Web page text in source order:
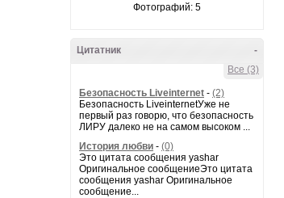
Фотографий: 5
-
Цитатник
Все (3)
Безопасность Liveinternet - (2)
Безопасность LiveinternetУже не
первый раз говорю, что безопасность
ЛИРУ далеко не на самом высоком ...
История любви - (0)
Это цитата сообщения yashar
Оригинальное сообщениеЭто цитата
сообщения yashar Оригинальное
сообщение...